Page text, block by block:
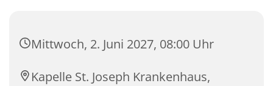
Mittwoch, 2. Juni 2027, 08:00 Uhr
Kapelle St. Joseph Krankenhaus,